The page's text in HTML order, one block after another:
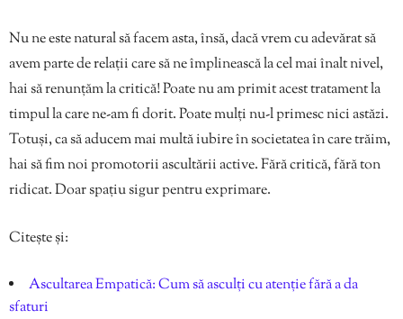
Nu ne este natural să facem asta, însă, dacă vrem cu adevărat să
avem parte de relații care să ne împlinească la cel mai înalt nivel,
hai să renunțăm la critică! Poate nu am primit acest tratament la
timpul la care ne-am fi dorit. Poate mulți nu-l primesc nici astăzi.
Totuși, ca să aducem mai multă iubire în societatea în care trăim,
hai să fim noi promotorii ascultării active. Fără critică, fără ton
ridicat. Doar spațiu sigur pentru exprimare.
Citește și:
Ascultarea Empatică: Cum să asculți cu atenție fără a da
sfaturi